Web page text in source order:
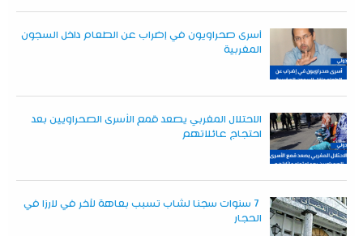
أسرى صحراويون في إضراب عن الطعام داخل السجون
المغربية
الاحتلال المغربي يصعد قمع الأسرى الصحراويين بعد
احتجاج عائلاتهم
7 سنوات سجنا لشاب تسبب بعاهة لآخر في لارزا في
الحجار